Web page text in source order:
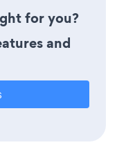
for you?
and